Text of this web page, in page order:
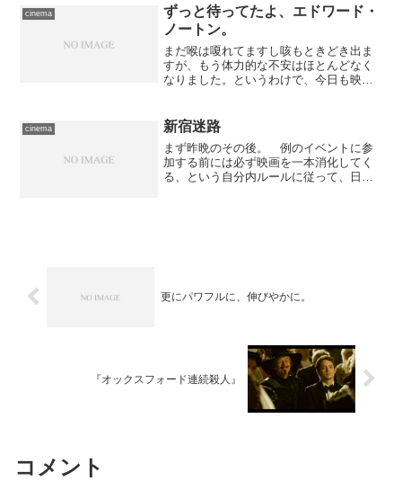
ワン・チヨ...
cinema
ずっと待ってたよ、エドワード・
ノートン。
まだ喉は嗄れてますし咳もときどき出ま
すが、もう体力的な不安はほとんどなく
なりました。というわけで、今日も映画
春めいた陽気になったので、移動は当然
のようにバイクです……さ...
cinema 新宿迷路
まず昨晩のその後。 例のイベントに参
加する前には必ず映画を一本消化してく
る、という自分内ルールに従って、日記
更にパワフルに、伸びやかに。
『オックスフォード連続殺人』
コメント